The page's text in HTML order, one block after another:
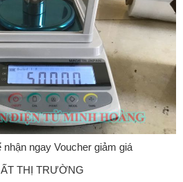
ngay Voucher giảm giá
THỊ TRƯỜNG